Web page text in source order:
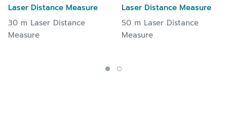
Laser Distance Measure
30 m Laser Distance
Measure
Laser Distance Measure
50 m Laser Distance
Measure